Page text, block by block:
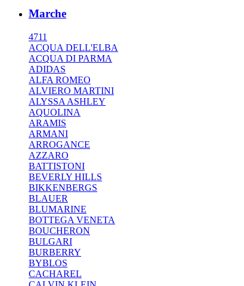
Marche
4711
ACQUA DELL'ELBA
ACQUA DI PARMA
ADIDAS
ALFA ROMEO
ALVIERO MARTINI
ALYSSA ASHLEY
AQUOLINA
ARAMIS
ARMANI
ARROGANCE
AZZARO
BATTISTONI
BEVERLY HILLS
BIKKENBERGS
BLAUER
BLUMARINE
BOTTEGA VENETA
BOUCHERON
BULGARI
BURBERRY
BYBLOS
CACHAREL